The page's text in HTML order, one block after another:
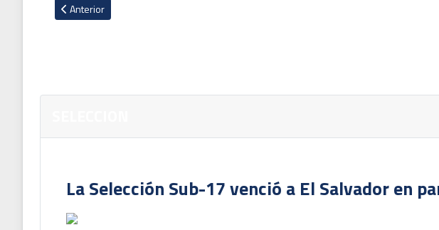
Artículo anterior: Goleadora estadounidense, Jennie Lakip es el nuevo refuerzo de
Anterior
La Selección Sub-17 venció a El Salvador en